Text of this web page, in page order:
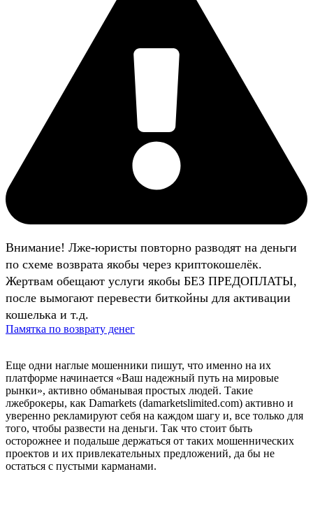
Внимание! Лже-юристы повторно разводят на деньги
по схеме возврата якобы через криптокошелёк.
Жертвам обещают услуги якобы БЕЗ ПРЕДОПЛАТЫ,
после вымогают перевести биткойны для активации
кошелька и т.д.
Памятка по возврату денег
Еще одни наглые мошенники пишут, что именно на их
платформе начинается «Ваш надежный путь на мировые
рынки», активно обманывая простых людей. Такие
лжеброкеры, как Damarkets (damarketslimited.com) активно и
уверенно рекламируют себя на каждом шагу и, все только для
того, чтобы развести на деньги. Так что стоит быть
осторожнее и подальше держаться от таких мошеннических
проектов и их привлекательных предложений, да бы не
остаться с пустыми карманами.